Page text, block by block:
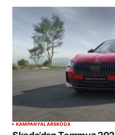
KAMPANYALARSKODA